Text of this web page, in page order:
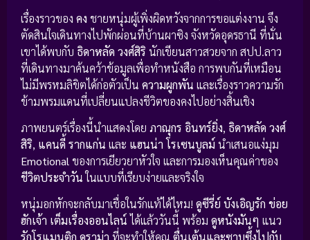
เรื่องราวของ คง ชายหนุ่มผู้เพิ่งผิดหวังจากการขอแต่งงาน จึง
ตัดสินใจเดินทางไปพักผ่อนที่บ้านผาซิง จังหวัดอุดรธานี ที่นั่น
เขาได้พบกับ ธิดาหลัด วงศ์สิรินักเขียนสาวสวยจาก สปป.ลาว
ที่เดินทางมาค้นคว้าข้อมูลเพื่อทำหนังสือ การพบกันที่เหมือน
ไม่มีพรหมลิขิตได้ก่อตัวเป็น ความผูกพัน และเรื่องราวความรัก
ข้ามพรมแดนที่เปลี่ยนแปลงชีวิตของคงไปอย่างสิ้นเชิง
ภาพยนตร์เรื่องนี้นำแสดงโดย ภาณุกร อินทร์ยิ่ง, ธิดาหลัด วงศ์
สิริ, แคนดี้ รากแก่น และ แฮนน่า โรเซนบูลม์ นำเสนอแง่มุม
Emotional ของการเยียวยาหัวใจ และการมองเห็นคุณค่าของ
ชีวิตประจำวันในแบบที่เรียบง่ายและจริงใจ
หนุ่มอกหักจะกลับมาเชื่อในรักแท้ได้ไหม! ดูซีรี่ย์ บังเอิญรัก ข่อย
ฮักเจ้า เต็มเรื่องออนไลน์ได้แล้ววันนี้ พร้อม ดูหนังมันๆ แนว